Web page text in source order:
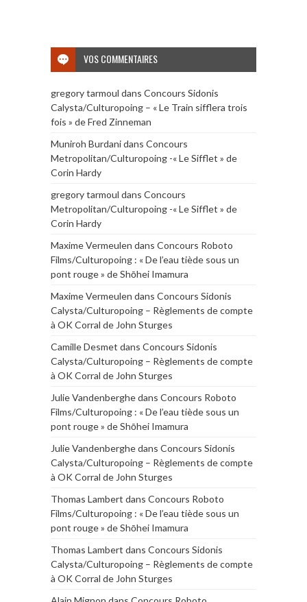
VOS COMMENTAIRES
gregory tarmoul dans Concours Sidonis
Calysta/Culturopoing – « Le Train sifflera trois
fois » de Fred Zinneman
Muniroh Burdanidans Concours
Metropolitan/Culturopoing -« Le Sifflet » de
Corin Hardy
gregory tarmoul dans Concours
Metropolitan/Culturopoing -« Le Sifflet » de
Corin Hardy
Maxime Vermeulen dans Concours Roboto
Films/Culturopoing : « De l’eau tiède sous un
pont rouge » de Shōhei Imamura
Maxime Vermeulen dans Concours Sidonis
Calysta/Culturopoing – Règlements de compte
à OK Corral de John Sturges
Camille Desmet dans Concours Sidonis
Calysta/Culturopoing – Règlements de compte
à OK Corral de John Sturges
Julie Vandenberghedans Concours Roboto
Films/Culturopoing : « De l’eau tiède sous un
pont rouge » de Shōhei Imamura
Julie Vandenberghedans Concours Sidonis
Calysta/Culturopoing – Règlements de compte
à OK Corral de John Sturges
Thomas Lambert dans Concours Roboto
Films/Culturopoing : « De l’eau tiède sous un
pont rouge » de Shōhei Imamura
Thomas Lambert dans Concours Sidonis
Calysta/Culturopoing – Règlements de compte
à OK Corral de John Sturges